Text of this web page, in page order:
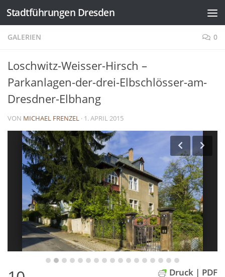
Zum Inhalt springen
Stadtführungen Dresden
GALERIEN 0
Loschwitz-Weisser-Hirsch –
Parkanlagen-der-drei-Elbschlösser-am-
Dresdner-Elbhang
VON MICHAEL FRENZEL · 1. APRIL 2015
Druck | PDF